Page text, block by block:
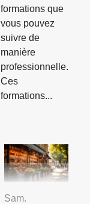
formations que
vous pouvez
suivre de
manière
professionnelle.
Ces
formations...
Sam.